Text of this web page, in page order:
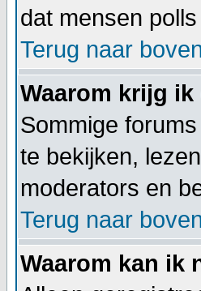
dat mensen
Terug naar
Waarom krijg
Sommige
te bekijken,
moderators en
Terug naar
Waarom kan ik